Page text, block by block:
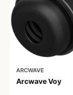
ARCWAVE
Arcwave Voy